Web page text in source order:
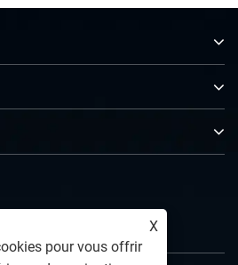
X
pour vous offrir